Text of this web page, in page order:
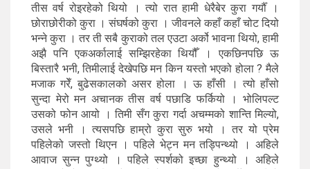
तीस वर्ष रोइरहेको थियो । त्यो रात हामी धेरैबेर कुरा गर्यौँ ।
छोराछोरीको कुरा । संघर्षको कुरा । जीवनले कहाँ कहाँ चोट दियो
भन्ने कुरा । तर ती सबै कुराको तल एउटा अर्को भावना थियो, हामी
अझै पनि एकअर्कालाई सम्झिरहेका थियौँ । एकछिनपछि ऊ
बिस्तारै भनी, तिमीलाई देखेपछि मन किन यस्तो भएको होला ? मैले
मजाक गरेँ, बुढेसकालको असर होला । ऊ हाँसी । त्यो हाँसो
सुन्दा मेरो मन अचानक तीस वर्ष पछाडि फर्कियो । भोलिपल्ट
उसको फोन आयो । तिमी सँग कुरा गर्दा अचम्मको शान्ति मिल्यो,
उसले भनी । त्यसपछि हाम्रो कुरा सुरु भयो । तर यो प्रेम
पहिलेको जस्तो थिएन । पहिले भेट्न मन तड्पिन्थ्यो । अहिले
आवाज सुन्न पुग्थ्यो । पहिले स्पर्शको इच्छा हुन्थ्यो । अहिले